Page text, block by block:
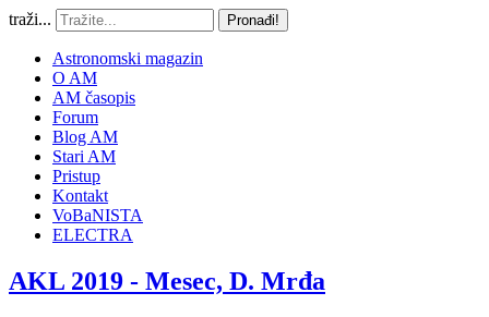
traži... Pronađi!
Astronomski magazin
O AM
AM časopis
Forum
Blog AM
Stari AM
Pristup
Kontakt
VoBaNISTA
ELECTRA
AKL 2019 - Mesec, D. Mrđa